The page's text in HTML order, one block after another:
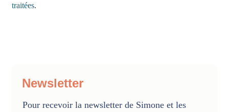
traitées.
Newsletter
Pour recevoir la newsletter de Simone et les